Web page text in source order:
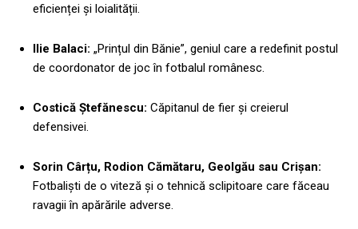
eficienței și loialității.
Ilie Balaci: „Prințul din Bănie”, geniul care a redefinit postul
de coordonator de joc în fotbalul românesc.
Costică Ștefănescu: Căpitanul de fier și creierul
defensivei.
Sorin Cârțu, Rodion Cămătaru, Geolgău sau Crișan:
Fotbaliști de o viteză și o tehnică sclipitoare care făceau
ravagii în apărările adverse.